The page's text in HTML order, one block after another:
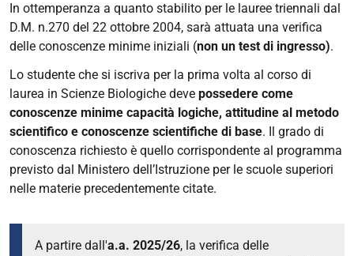
In ottemperanza a quanto stabilito per le lauree triennali dal
D.M. n.270 del 22 ottobre 2004, sarà attuata una verifica
delle conoscenze minime iniziali (non un test di ingresso).
Lo studente che si iscriva per la prima volta al corso di
laurea in Scienze Biologiche deve possedere come
conoscenze minime capacità logiche, attitudine al metodo
scientifico e conoscenze scientifiche di base. Il grado di
conoscenza richiesto è quello corrispondente al programma
previsto dal Ministero dell’Istruzione per le scuole superiori
nelle materie precedentemente citate.
A partire dall'a.a. 2025/26, la verifica delle